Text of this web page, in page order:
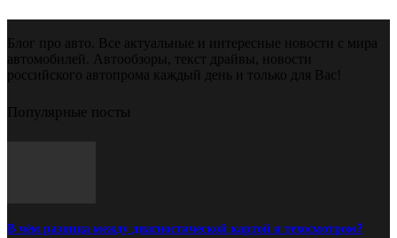
Блог про авто. Все актуальные и интересные новости с мира
автомобилей. Автообзоры, текст драйвы, новости
российского автопрома каждый день и только для Вас!
Популярные посты
В чём разница между диагностической картой и техосмотром?